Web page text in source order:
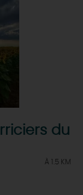
du
À 1.5 KM